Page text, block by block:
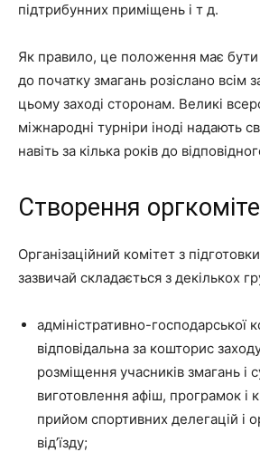
підтрибунних приміщень і т д.
Як правило, це положення має бути
до початку змагань розіслано всім
цьому заході сторонам. Великі
міжнародні турніри іноді надають
навіть за кілька років до
Створення
Організаційний комітет з
зазвичай складається з декількох
адміністративно-господарської
відповідальна за кошторис
розміщення учасників змагань і
виготовлення афіш, програмок і
прийом спортивних делегацій і
від’їзду;